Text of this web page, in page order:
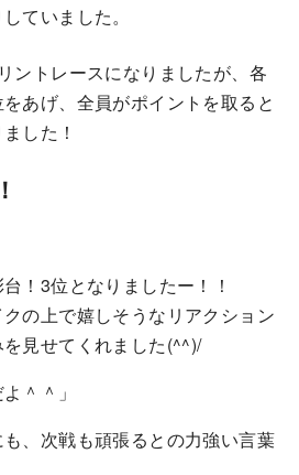
ていました。
ントレースになりましたが、各
あげ、全員がポイントを取ると
した！
！3位となりましたー！！
の上で嬉しそうなリアクション
見せてくれました(^^)/
＾＾」
、次戦も頑張るとの力強い言葉